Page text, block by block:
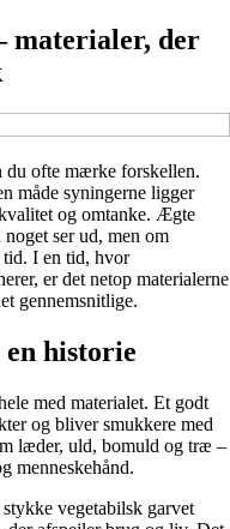
materialer, der
du ofte mærke forskellen.
måde syningerne ligger
og omtanke. Ægte
ser ud, men om
tid. I en tid, hvor
er det netop materialerne
gennemsnitlige.
historie
med materialet. Et godt
og bliver smukkere med
læder, uld, bomuld og træ –
menneskehånd.
vegetabilsk garvet